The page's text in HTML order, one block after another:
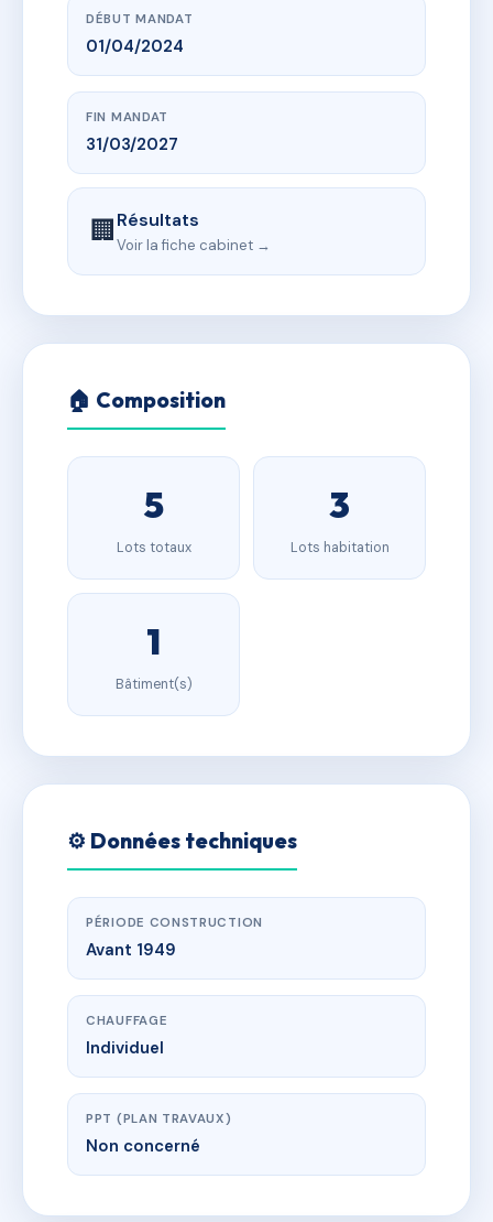
DÉBUT MANDAT
01/04/2024
FIN MANDAT
31/03/2027
🏢Résultats
Voir la fiche cabinet →
🏠 Composition
5
Lots totaux
3
Lots habitation
1
Bâtiment(s)
⚙️ Données techniques
PÉRIODE CONSTRUCTION
Avant 1949
CHAUFFAGE
Individuel
PPT (PLAN TRAVAUX)
Non concerné